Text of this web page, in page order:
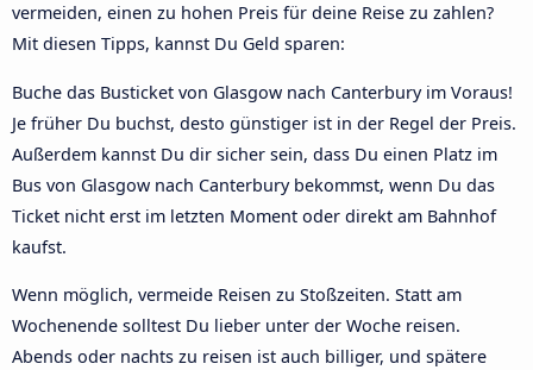
vermeiden, einen zu hohen Preis für deine Reise zu zahlen?
Mit diesen Tipps, kannst Du Geld sparen:
Buche das Busticket von Glasgow nach Canterbury im Voraus!
Je früher Du buchst, desto günstiger ist in der Regel der Preis.
Außerdem kannst Du dir sicher sein, dass Du einen Platz im
Bus von Glasgow nach Canterbury bekommst, wenn Du das
Ticket nicht erst im letzten Moment oder direkt am Bahnhof
kaufst.
Wenn möglich, vermeide Reisen zu Stoßzeiten. Statt am
Wochenende solltest Du lieber unter der Woche reisen.
Abends oder nachts zu reisen ist auch billiger, und spätere